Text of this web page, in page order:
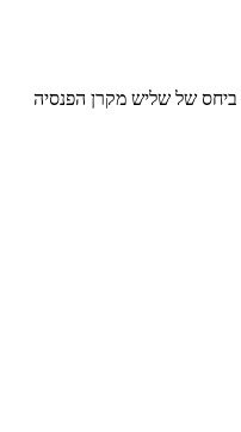
שלה, המשיכה תתבצע ביחס של שליש מקרן הפנסיה